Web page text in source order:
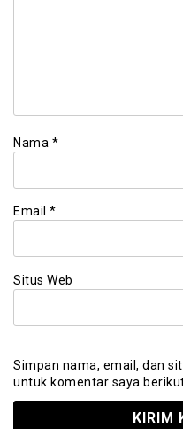
Nama *
Email *
Situs Web
Simpan nama, email, dan
untuk komentar saya